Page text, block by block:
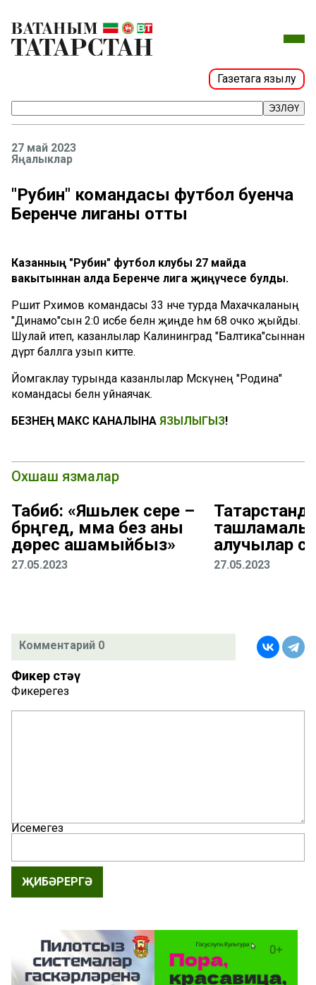
Газетага язылу
ЭЗЛӘҮ
27 май 2023
Яңалыклар
"Рубин" командасы футбол буенча
Беренче лиганы отты
Казанның "Рубин" футбол клубы 27 майда
вакытыннан алда Беренче лига җиңүчесе булды.
Рәшит Рәхимов командасы 33 нче турда Махачкаланың
"Динамо"сын 2:0 исәбе белән җиңде һәм 68 очко җыйды.
Шулай итеп, казанлылар Калининград "Балтика"сыннан
дүрт баллга узып китте.
Йомгаклау турында казанлылар Мәскәүнең "Родина"
командасы белән уйнаячак.
БЕЗНЕҢ МАКС КАНАЛЫНА ЯЗЫЛЫГЫЗ!
Охшаш язмалар
Табиб: «Яшьлек сере –
бәрәңгедә, әмма без аны
дөрес ашамыйбыз»
27.05.2023
ташламалы
алучылар
27.05.2023
Комментарий 0
Фикер өстәү
Фикерегез
Исемегез
ҖИБӘРЕРГӘ